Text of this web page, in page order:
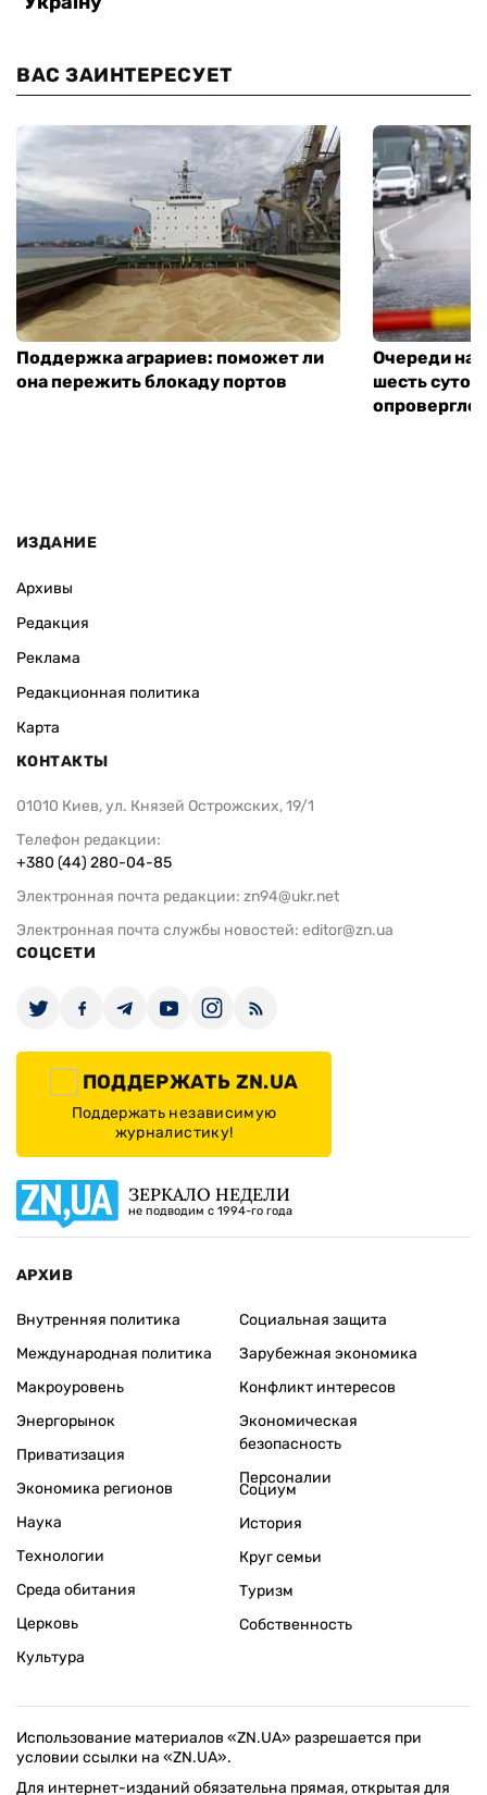
ВАС ЗАИНТЕРЕСУЕТ
Поддержка аграриев: поможет ли
она пережить блокаду портов
Очереди на
шесть
опровергло
ИЗДАНИЕ
Архивы
Редакция
Реклама
Редакционная политика
Карта
КОНТАКТЫ
01010 Киев, ул. Князей Острожских, 19/1
Телефон редакции:
+380 (44) 280-04-85
Электронная почта редакции: zn94@ukr.net
Электронная почта службы новостей: editor@zn.ua
СОЦСЕТИ
ПОДДЕРЖАТЬ ZN.UA
Поддержать независимую
журналистику!
ЗЕРКАЛО НЕДЕЛИ
не подводим с 1994-го года
АРХИВ
Внутренняя политика
Международная политика
Макроуровень
Энергорынок
Приватизация
Экономика регионов
Социальная защита
Зарубежная экономика
Конфликт интересов
Экономическая
безопасность
Персоналии
Наука
Технологии
Среда обитания
Церковь
Культура
Социум
История
Круг семьи
Туризм
Собственность
Использование материалов «ZN.UA» разрешается при
условии ссылки на «ZN.UA».
Для интернет-изданий обязательна прямая, открытая для